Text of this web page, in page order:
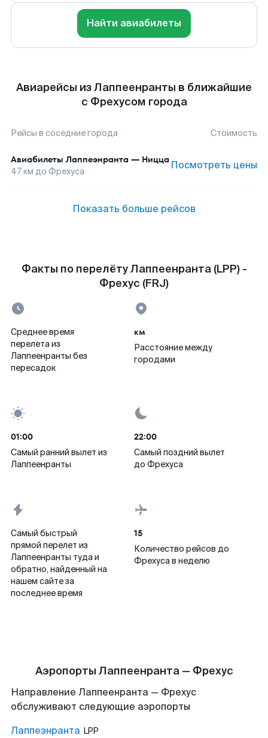
Найти авиабилеты
Авиарейсы из Лаппеенранты в ближайшие
с Фрехусом города
Рейсы в соседние города Стоимость
Авиабилеты Лаппеэнранта — Ницца
47км до Фрехуса Посмотреть цены
Показать больше рейсов
Факты по перелёту Лаппеенранта (LPP) -
Фрехус (FRJ)
Среднее время
перелета из
Лаппеенранты без
пересадок
км
Расстояние между
городами
01:00
Самый ранний вылет из
Лаппеенранты
22:00
Самый поздний вылет
до Фрехуса
Самый быстрый
прямой перелет из
Лаппеенранты туда и
обратно, найденный на
нашем сайте за
последнее время
15
Количество рейсов до
Фрехуса в неделю
Аэропорты Лаппеенранта — Фрехус
Направление Лаппеенранта — Фрехус
обслуживают следующие аэропорты
Лаппеэнранта LPP